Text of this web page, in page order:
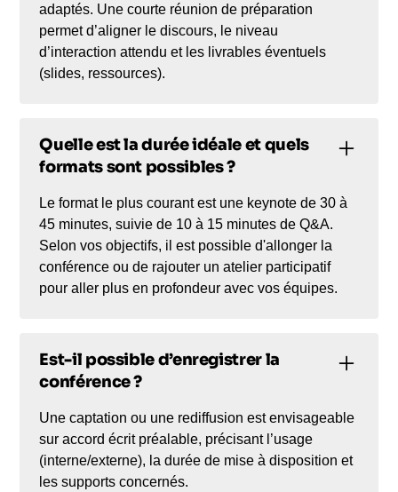
adaptés. Une courte réunion de préparation
permet d’aligner le discours, le niveau
d’interaction attendu et les livrables éventuels
(slides, ressources).
Quelle est la durée idéale et quels
formats sont possibles ?
Le format le plus courant est une keynote de 30 à
45 minutes, suivie de 10 à 15 minutes de Q&A.
Selon vos objectifs, il est possible d'allonger la
conférence ou de rajouter un atelier participatif
pour aller plus en profondeur avec vos équipes.
Est-il possible d’enregistrer la
conférence ?
Une captation ou une rediffusion est envisageable
sur accord écrit préalable, précisant l’usage
(interne/externe), la durée de mise à disposition et
les supports concernés.